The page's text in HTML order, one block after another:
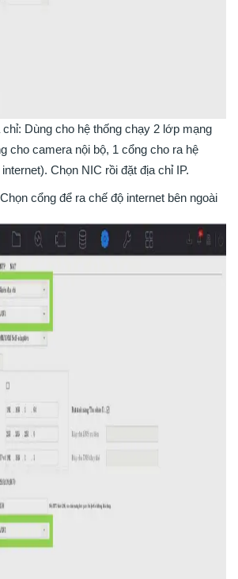
Dùng cho hệ thống chạy 2 lớp mạng
cho camera nội bộ, 1 cổng cho ra hệ
Chọn NIC rồi đặt địa chỉ IP.
cổng để ra chế độ internet bên ngoài